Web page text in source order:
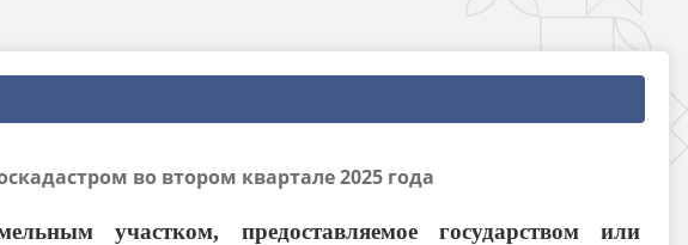
во втором квартале 2025 года
участком, предоставляемое государством или